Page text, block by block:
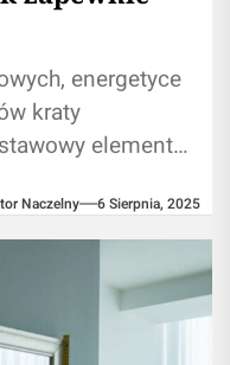
energetyce
kraty
element
się
czy...
Naczelny 6 Sierpnia, 2025